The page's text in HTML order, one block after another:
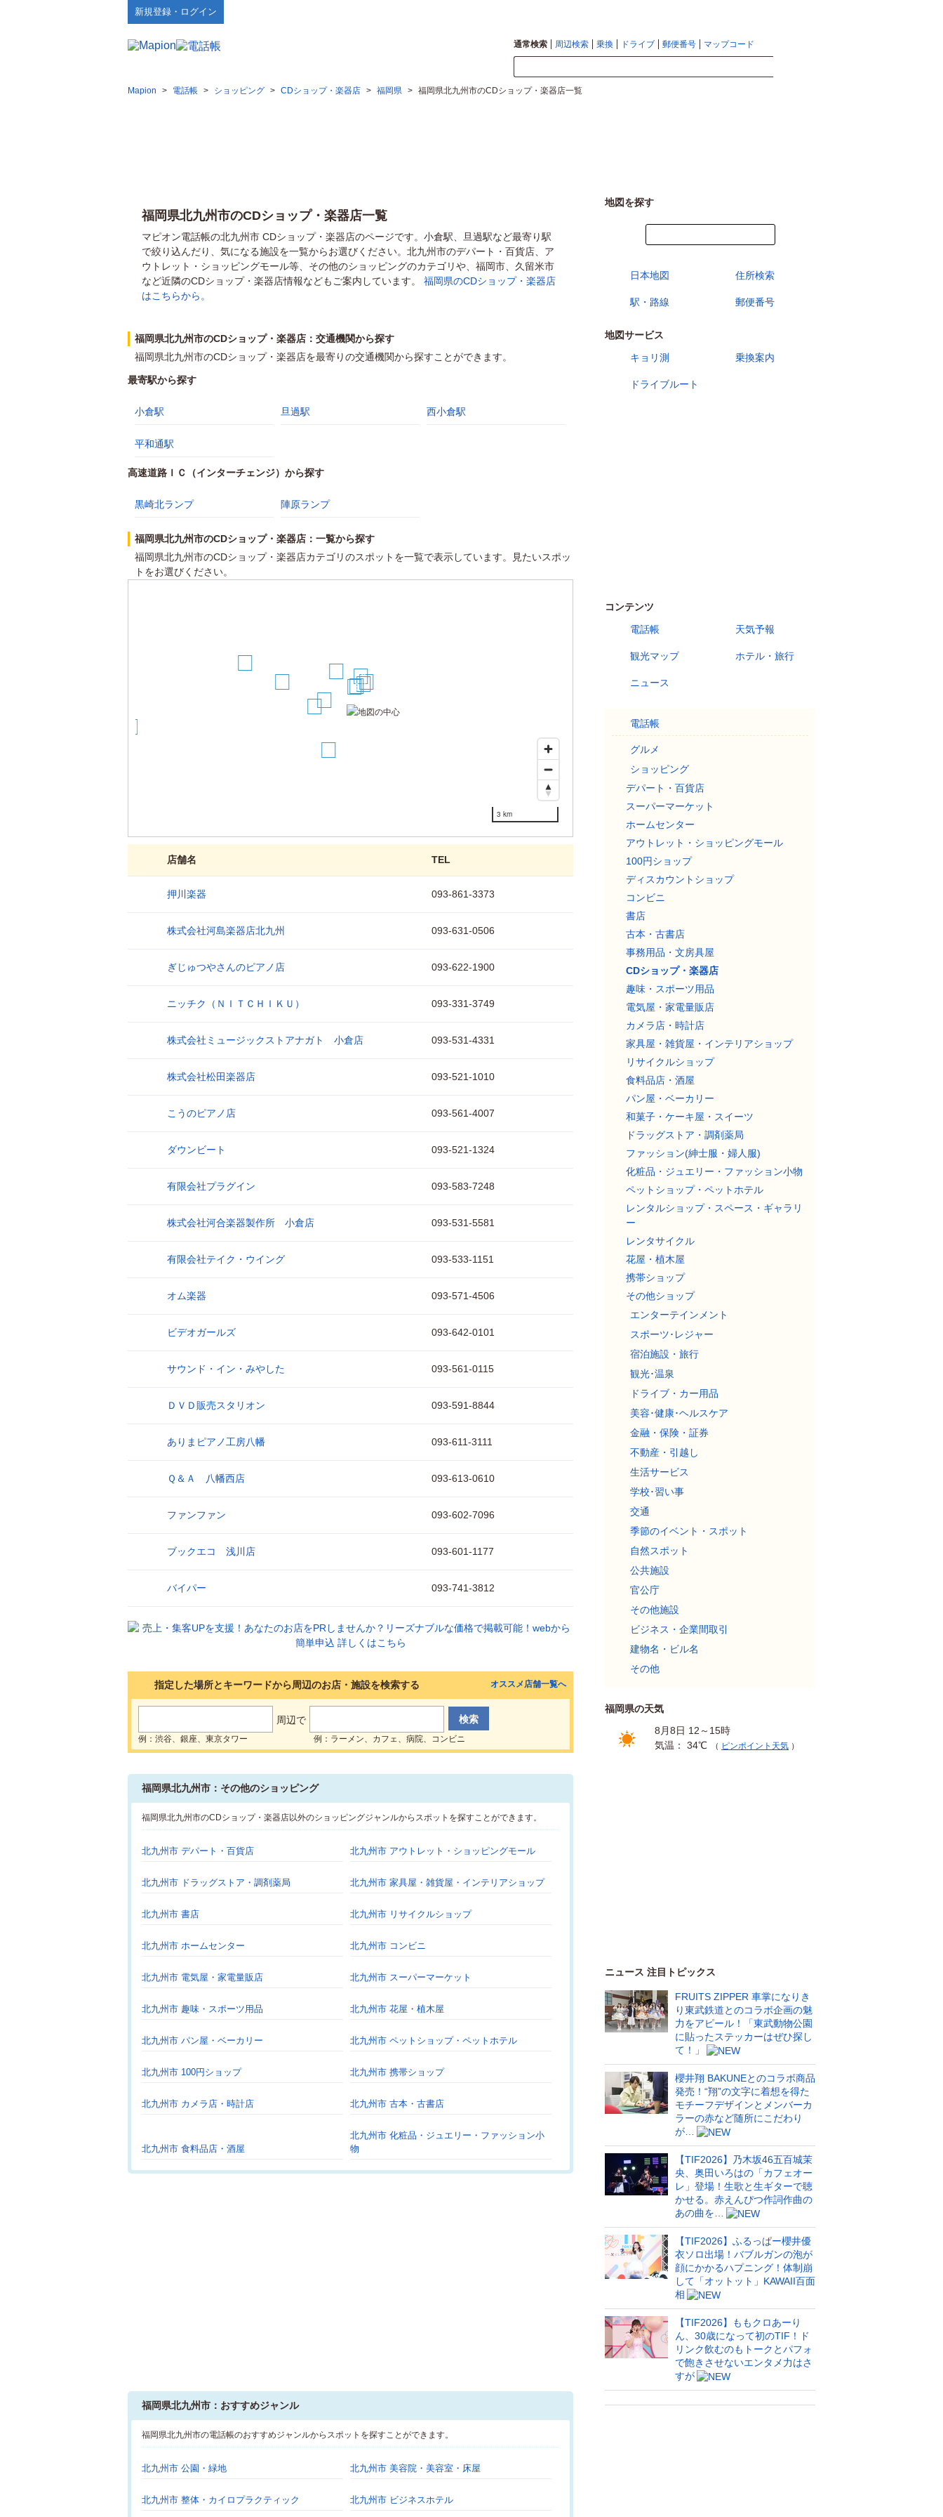
新規登録・ログイン
通常検索 周辺検索 乗換 ドライブ 郵便番号 マップコード
Mapion > 電話帳 > ショッピング > CDショップ・楽器店 > 福岡県 > 福岡県北九州市のCDショップ・楽器店一覧
福岡県北九州市のCDショップ・楽器店一覧
マピオン電話帳の北九州市 CDショップ・楽器店のページです。小倉駅、旦過駅など最寄り駅
で絞り込んだり、気になる施設を一覧からお選びください。北九州市のデパート・百貨店、ア
ウトレット・ショッピングモール等、その他のショッピングのカテゴリや、福岡市、久留米市
など近隣のCDショップ・楽器店情報などもご案内しています。 福岡県のCDショップ・楽器店
はこちらから。
福岡県北九州市のCDショップ・楽器店：交通機関から探す
福岡県北九州市のCDショップ・楽器店を最寄りの交通機関から探すことができます。
最寄駅から探す
小倉駅 旦過駅 西小倉駅
平和通駅
高速道路ＩＣ（インターチェンジ）から探す
黒崎北ランプ 陣原ランプ
福岡県北九州市のCDショップ・楽器店：一覧から探す
福岡県北九州市のCDショップ・楽器店カテゴリのスポットを一覧で表示しています。見たいスポッ
トをお選びください。
5
6
7
8
10
11
12
3 km
店舗名 TEL
押川楽器 093-861-3373
株式会社河島楽器店北九州 093-631-0506
ぎじゅつやさんのピアノ店 093-622-1900
ニッチク（ＮＩＴＣＨＩＫＵ） 093-331-3749
株式会社ミュージックストアナガト 小倉店 093-531-4331
株式会社松田楽器店 093-521-1010
こうのピアノ店 093-561-4007
ダウンビート 093-521-1324
有限会社プラグイン 093-583-7248
株式会社河合楽器製作所 小倉店 093-531-5581
有限会社テイク・ウイング 093-533-1151
オム楽器 093-571-4506
ビデオガールズ 093-642-0101
サウンド・イン・みやした 093-561-0115
ＤＶＤ販売スタリオン 093-591-8844
ありまピアノ工房八幡 093-611-3111
Ｑ＆Ａ 八幡西店 093-613-0610
ファンファン 093-602-7096
ブックエコ 浅川店 093-601-1177
バイパー 093-741-3812
指定した場所とキーワードから周辺のお店・施設を検索する
周辺で
例：渋谷、銀座、東京タワー 例：ラーメン、カフェ、病院、コンビニ
オススメ店舗一覧へ
福岡県北九州市：その他のショッピング
福岡県北九州市のCDショップ・楽器店以外のショッピングジャンルからスポットを探すことができます。
北九州市 デパート・百貨店 北九州市 アウトレット・ショッピングモール
北九州市 ドラッグストア・調剤薬局 北九州市 家具屋・雑貨屋・インテリアショップ
北九州市 書店 北九州市 リサイクルショップ
北九州市 ホームセンター 北九州市 コンビニ
北九州市 電気屋・家電量販店 北九州市 スーパーマーケット
北九州市 趣味・スポーツ用品 北九州市 花屋・植木屋
北九州市 パン屋・ベーカリー 北九州市 ペットショップ・ペットホテル
北九州市 100円ショップ 北九州市 携帯ショップ
北九州市 カメラ店・時計店 北九州市 古本・古書店
北九州市 食料品店・酒屋
北九州市 化粧品・ジュエリー・ファッション小
物
福岡県北九州市：おすすめジャンル
福岡県北九州市の電話帳のおすすめジャンルからスポットを探すことができます。
北九州市 公園・緑地 北九州市 美容院・美容室・床屋
北九州市 整体・カイロプラクティック 北九州市 ビジネスホテル
地図を探す
日本地図 住所検索
駅・路線 郵便番号
地図サービス
キョリ測
乗換案内
ドライブルート
コンテンツ
電話帳
天気予報
観光マップ ホテル・旅行
ニュース
電話帳
グルメ
ショッピング
デパート・百貨店
スーパーマーケット
ホームセンター
アウトレット・ショッピングモール
100円ショップ
ディスカウントショップ
コンビニ
書店
古本・古書店
事務用品・文房具屋
CDショップ・楽器店
趣味・スポーツ用品
電気屋・家電量販店
カメラ店・時計店
家具屋・雑貨屋・インテリアショップ
リサイクルショップ
食料品店・酒屋
パン屋・ベーカリー
和菓子・ケーキ屋・スイーツ
ドラッグストア・調剤薬局
ファッション(紳士服・婦人服)
化粧品・ジュエリー・ファッション小物
ペットショップ・ペットホテル
レンタルショップ・スペース・ギャラリ
ー
レンタサイクル
花屋・植木屋
携帯ショップ
その他ショップ
エンターテインメント
スポーツ･レジャー
宿泊施設・旅行
観光･温泉
ドライブ・カー用品
美容･健康･ヘルスケア
金融・保険・証券
不動産・引越し
生活サービス
学校･習い事
交通
季節のイベント・スポット
自然スポット
公共施設
官公庁
その他施設
ビジネス・企業間取引
建物名・ビル名
その他
福岡県の天気
8月8日 12～15時
気温： 34℃
（ ピンポイント天気 ）
ニュース 注目トピックス
FRUITS ZIPPER 車掌になりき
り東武鉄道とのコラボ企画の魅
力をアピール！「東武動物公園
に貼ったステッカーはぜひ探し
て！」
櫻井翔 BAKUNEとのコラボ商品
発売！“翔”の文字に着想を得た
モチーフデザインとメンバーカ
ラーの赤など随所にこだわり
が…
【TIF2026】乃木坂46五百城茉
央、奥田いろはの「カフェオー
レ」登場！生歌と生ギターで聴
かせる。赤えんぴつ作詞作曲の
あの曲を…
【TIF2026】ふるっぱー櫻井優
衣ソロ出場！バブルガンの泡が
顔にかかるハプニング！体制崩
して「オットット」KAWAII百面
相
【TIF2026】ももクロあーり
ん、30歳になって初のTIF！ド
リンク飲むのもトークとパフォ
で飽きさせないエンタメ力はさ
すが